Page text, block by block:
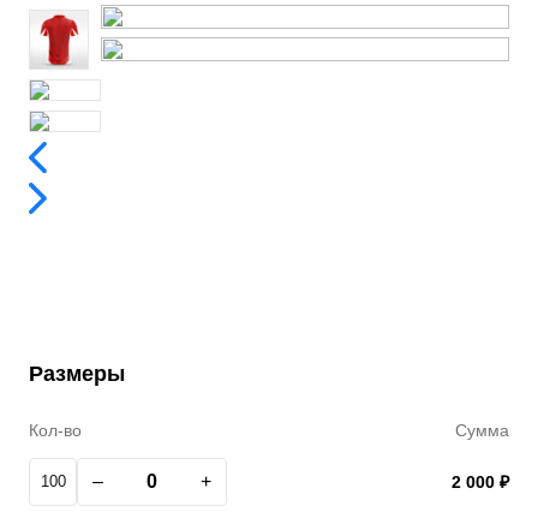
Размеры
Кол-во Сумма
100 – + 2 000 ₽